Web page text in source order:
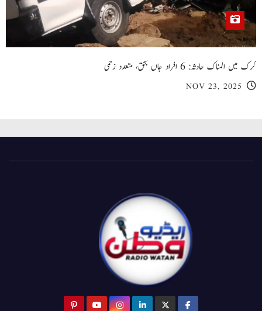
کرک میں المناک حادثہ: 6 افراد جاں بحق، متعدد زخمی
NOV 23, 2025